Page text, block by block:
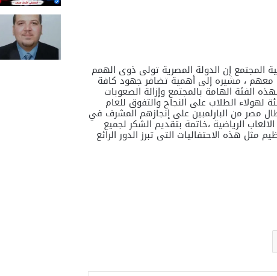
المجتمع إن الدولة المصرية تولى ذوى الهمم
، مشيره إلى أهمية تضافر جهود كافة
الفئة الهامة بالمجتمع وإزالة الصعوبات
الطلاب على النجاح والتفوق للعام
مصر من البارلمبين على إنجازهم المشرف في
الرياضية ،خاتمة بتقديم الشكر لجميع
هذه الاحتفاليات التى تبرز الدور الرائع